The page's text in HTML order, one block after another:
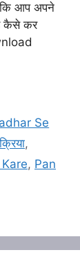
आप अपने
कैसे कर
Se
,
, Pan